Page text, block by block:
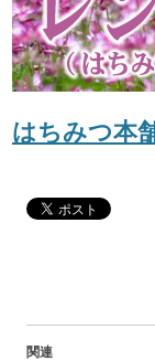
はちみつ本
関連